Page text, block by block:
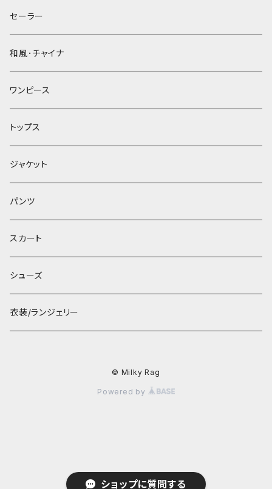
ショップに質問する
セーラー
和風･チャイナ
ワンピース
トップス
ジャケット
パンツ
スカート
シューズ
衣装/ランジェリー
© Milky Rag
Powered by